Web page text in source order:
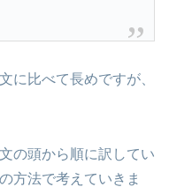
に比べて長めですが、
の頭から順に訳してい
方法で考えていきま